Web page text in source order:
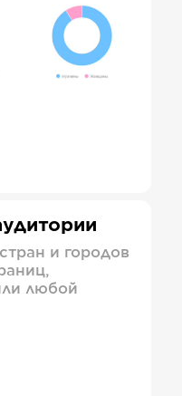
и городов
любой